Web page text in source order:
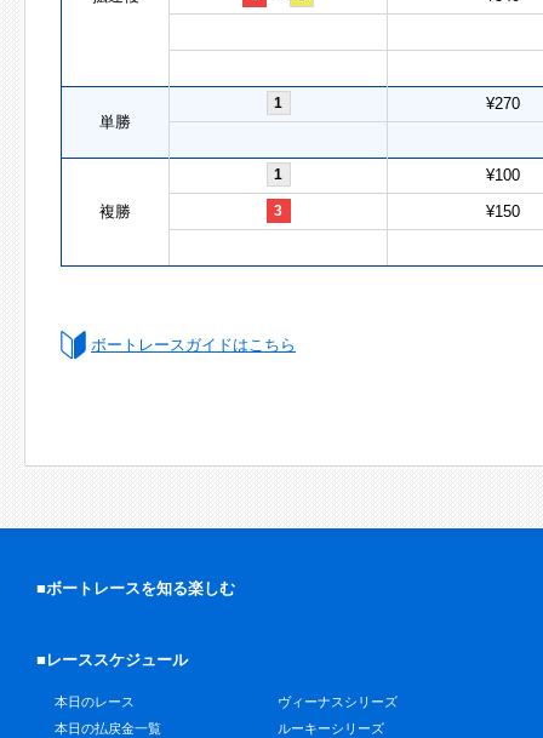
単勝
1 ¥270
複勝
1 ¥100
3 ¥150
ボートレースガイドはこちら
■ボートレースを知る楽しむ
■レーススケジュール
本日のレース
本日の払戻金一覧
ヴィーナスシリーズ
ルーキーシリーズ